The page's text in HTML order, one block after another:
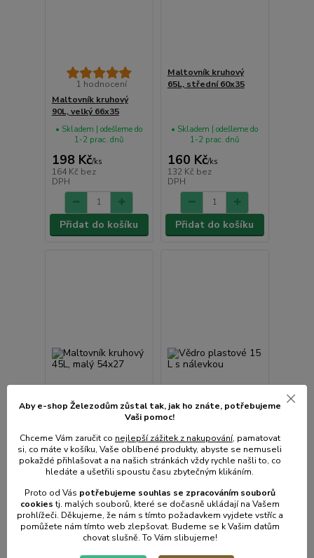
1 hodnocení
Maltovník kruhový
90L, velký 66x35
198 Kč/ks
164 Kč bez
DPH
• Skladem | odešleme do
1-2 prac. dnů
Přidat do košíku
Maltovník kruhový
65L, střední 60x35
160 Kč/ks
132 Kč bez
DPH
• Skladem | odešleme do
1-2 prac. dnů
Přidat do košíku
Maltovník kruhový
• Skladem | odešleme do
1-2 prac. dnů
Vědro plastové 15 L s
nálevkou
• Skladem | odešleme do
1-2 prac. dnů
Aby e-shop Železodům zůstal tak, jak ho znáte, potřebujeme
Vaši pomoc!
Chceme Vám zaručit co nejlepší zážitek z nakupování, pamatovat
si, co máte v košíku, Vaše oblíbené produkty, abyste se nemuseli
pokaždé přihlašovat a na našich stránkách vždy rychle našli to, co
hledáte a ušetřili spoustu času zbytečným klikáním.
Proto od Vás potřebujeme souhlas se zpracováním souborů
cookiestj. malých souborů, které se dočasně ukládají na Vašem
prohlížeči. Děkujeme, že nám s tímto požadavkem vyjdete vstříc a
pomůžete nám tímto web zlepšovat. Budeme se k Vašim datům
chovat slušně. To Vám slibujeme!